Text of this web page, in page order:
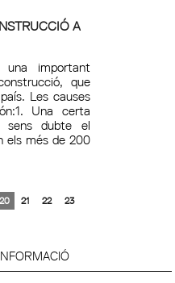
A
important
que
Les causes
Una certa
sens dubte el
els més de 200
20 21 22
23